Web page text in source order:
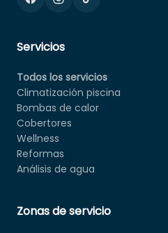
Servicios
Todos los servicios
Climatización piscina
Bombas de calor
Cobertores
Wellness
Reformas
Análisis de agua
Zonas de servicio